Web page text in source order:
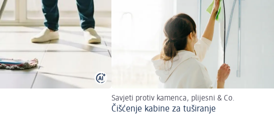
Savjeti protiv kamenca, plijesni & Co.
Čišćenje kabine za tuširanje